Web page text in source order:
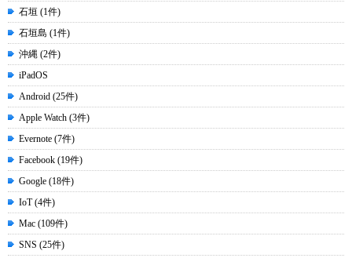
石垣 (1件)
石垣島 (1件)
沖縄 (2件)
iPadOS
Android (25件)
Apple Watch (3件)
Evernote (7件)
Facebook (19件)
Google (18件)
IoT (4件)
Mac (109件)
SNS (25件)